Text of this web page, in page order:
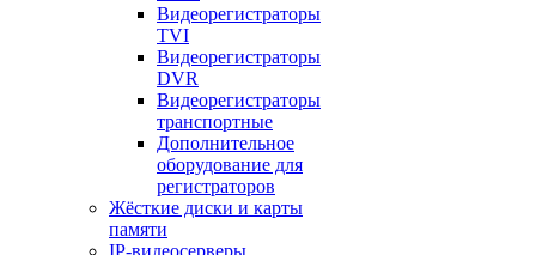
Видеорегистраторы
TVI
Видеорегистраторы
DVR
Видеорегистраторы
транспортные
Дополнительное
оборудование для
регистраторов
Жёсткие диски и карты
памяти
IP-видеосерверы